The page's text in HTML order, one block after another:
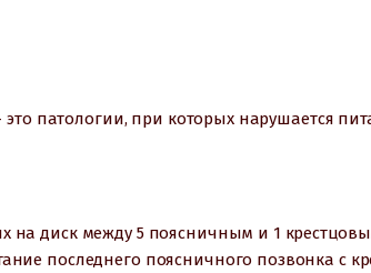
патологии, при которых нарушается
на диск между 5 поясничным и 1
последнего поясничного позвонка с